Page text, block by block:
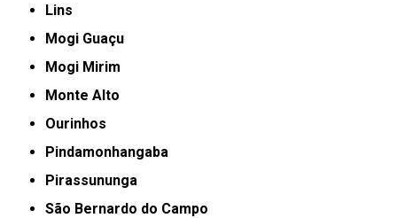
Lins
Mogi Guaçu
Mogi Mirim
Monte Alto
Ourinhos
Pindamonhangaba
Pirassununga
São Bernardo do Campo